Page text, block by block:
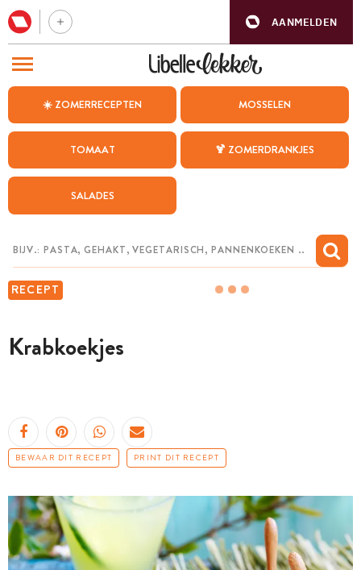
AANMELDEN
☀️ ZOMERRECEPTEN MOSSELEN
TOMAAT 🍹 ZOMERDRANKJES
SALADES
RECEPT
Krabkoekjes
BEWAAR DIT RECEPT PRINT DIT RECEPT
BEZOEK ONZE ANDERE WEBSITES
WEEKMENU
CHAT MET MAIA
MIJN BEWAARDE RECEPTEN